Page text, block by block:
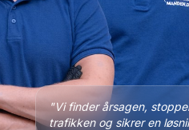
"Vi finder årsagen,
trafikken og sikrer en